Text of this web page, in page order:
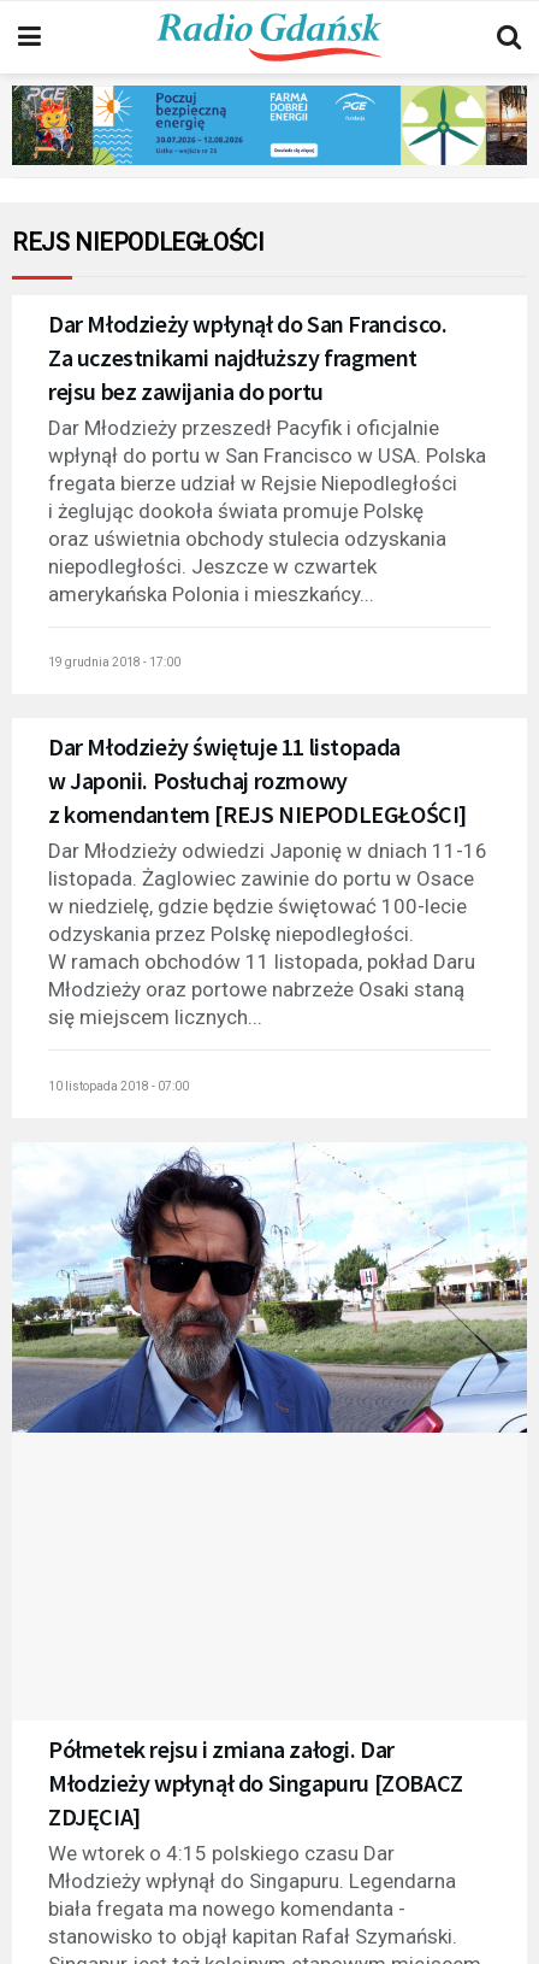
REJS NIEPODLEGŁOŚCI
Dar Młodzieży wpłynął do San Francisco.
Za uczestnikami najdłuższy fragment
rejsu bez zawijania do portu
Dar Młodzieży przeszedł Pacyfik i oficjalnie
wpłynął do portu w San Francisco w USA. Polska
fregata bierze udział w Rejsie Niepodległości
i żeglując dookoła świata promuje Polskę
oraz uświetnia obchody stulecia odzyskania
niepodległości. Jeszcze w czwartek
amerykańska Polonia i mieszkańcy...
19 grudnia 2018 - 17:00
Dar Młodzieży świętuje 11 listopada
w Japonii. Posłuchaj rozmowy
z komendantem [REJS NIEPODLEGŁOŚCI]
Dar Młodzieży odwiedzi Japonię w dniach 11-16
listopada. Żaglowiec zawinie do portu w Osace
w niedzielę, gdzie będzie świętować 100-lecie
odzyskania przez Polskę niepodległości.
W ramach obchodów 11 listopada, pokład Daru
Młodzieży oraz portowe nabrzeże Osaki staną
się miejscem licznych...
10 listopada 2018 - 07:00
Półmetek rejsu i zmiana załogi. Dar
Młodzieży wpłynął do Singapuru [ZOBACZ
ZDJĘCIA]
We wtorek o 4:15 polskiego czasu Dar
Młodzieży wpłynął do Singapuru. Legendarna
biała fregata ma nowego komendanta -
stanowisko to objął kapitan Rafał Szymański.